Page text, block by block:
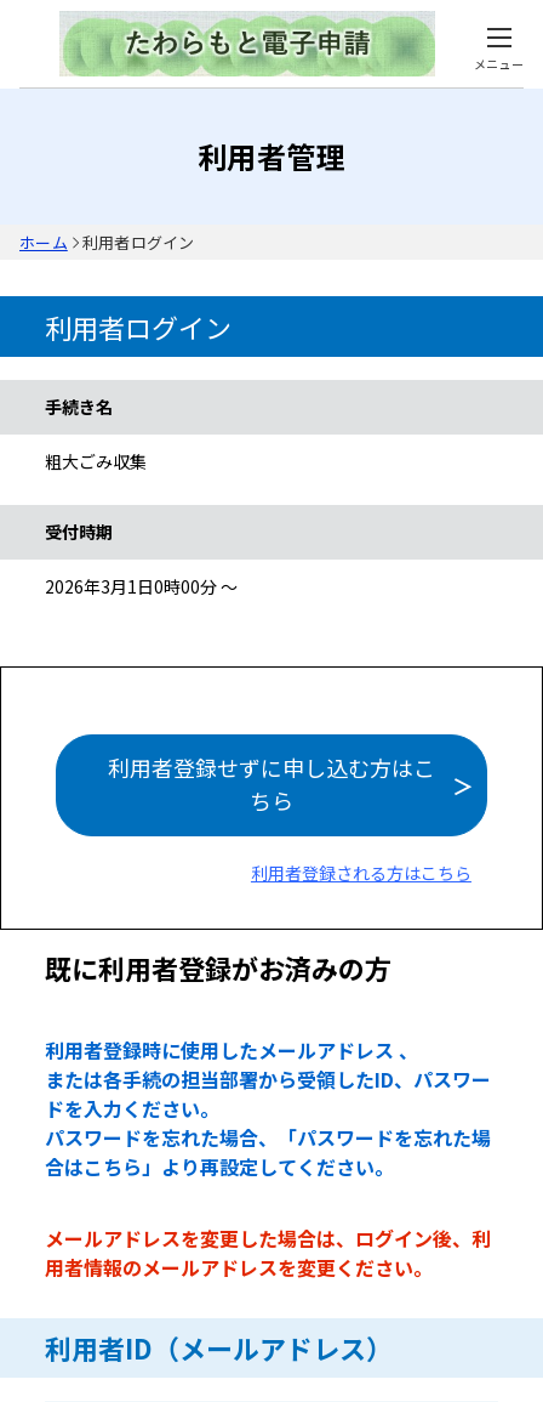
メニュー
利用者管理
ホーム 利用者ログイン
利用者ログイン
手続き名
粗大ごみ収集
受付時期
2026年3月1日0時00分 ～
利用者登録せずに申し込む方はこ
ちら
利用者登録される方はこちら
既に利用者登録がお済みの方
利用者登録時に使用したメールアドレス 、
または各手続の担当部署から受領したID、パスワー
ドを入力ください。
パスワードを忘れた場合、「パスワードを忘れた場
合はこちら」より再設定してください。
メールアドレスを変更した場合は、ログイン後、利
用者情報のメールアドレスを変更ください。
利用者ID（メールアドレス）